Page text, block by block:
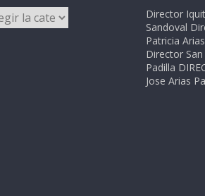
Director
Sandoval
Patricia
Director
Padilla
Jose Arias